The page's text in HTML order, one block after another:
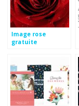
Image rose
gratuite